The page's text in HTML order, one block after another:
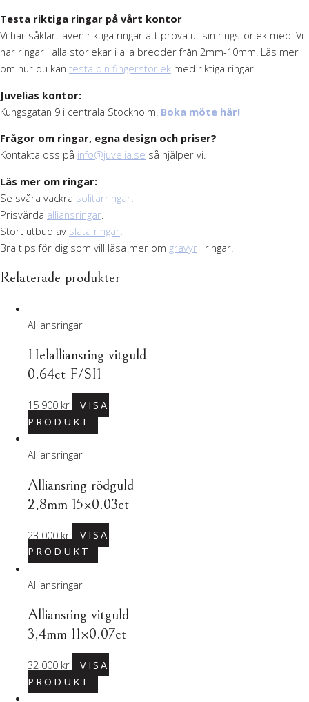
Testa riktiga ringar på vårt kontor
Vi har såklart även riktiga ringar att prova ut sin ringstorlek med. Vi
har ringar i alla storlekar i alla bredder från 2mm-10mm. Läs mer
om hur du kan testa din fingerstorlek med riktiga ringar.
Juvelias kontor:
Kungsgatan 9 i centrala Stockholm. Boka möte här!
Frågor om ringar, egna design och priser?
Kontakta oss på info@juvelia.se så hjälper vi.
Läs mer om ringar:
Se svåra vackra solitärringar
Prisvärda alliansringar
Stort utbud av släta ringar
Bra tips för dig som vill läsa mer om gravyr i ringar.
Relaterade produkter
Alliansringar
Helalliansring vitguld
0.64ct F/SI1
15 900 kr
VISA
PRODUKT
Alliansringar
Alliansring rödguld
2,8mm 15×0.03ct
23 000 kr
VISA
PRODUKT
Alliansringar
Alliansring vitguld
3,4mm 11×0.07ct
32 000 kr
VISA
PRODUKT